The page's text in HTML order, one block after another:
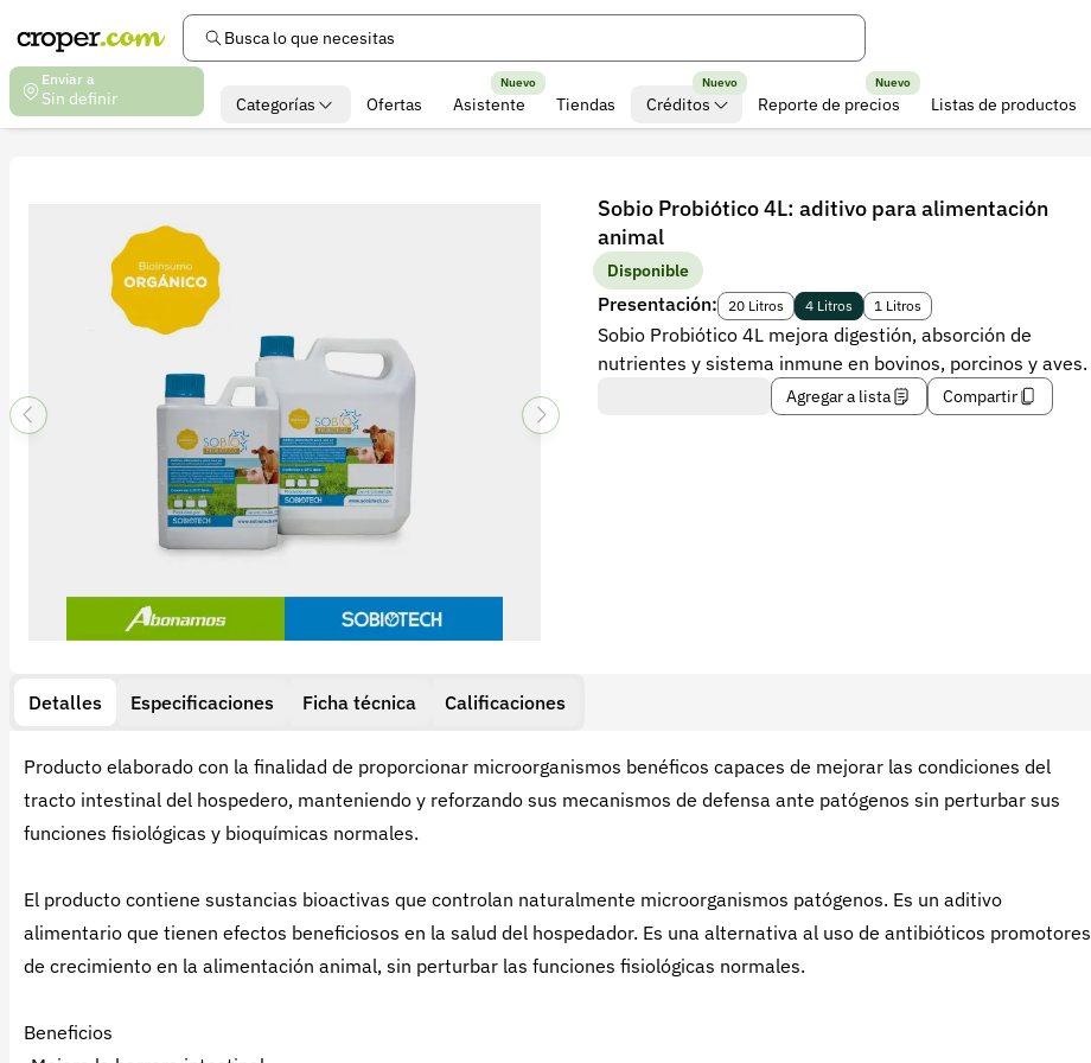
Busca lo que necesitas
Enviar a
Sin definir Categorías Ofertas Asistente
Nuevo
Tiendas Créditos
Nuevo
Reporte de precios
Nuevo
Listas de productos
Sobio Probiótico 4L: aditivo para alimentación
animal
Disponible
Presentación: 20 Litros 4 Litros 1 Litros
Sobio Probiótico 4L mejora digestión, absorción de
nutrientes y sistema inmune en bovinos, porcinos y aves.
Agregar a lista Compartir
Detalles Especificaciones Ficha técnica Calificaciones
Producto elaborado con la finalidad de proporcionar microorganismos benéficos capaces de mejorar las condiciones del
tracto intestinal del hospedero, manteniendo y reforzando sus mecanismos de defensa ante patógenos sin perturbar sus
funciones fisiológicas y bioquímicas normales.
El producto contiene sustancias bioactivas que controlan naturalmente microorganismos patógenos. Es un aditivo
alimentario que tienen efectos beneficiosos en la salud del hospedador. Es una alternativa al uso de antibióticos promotores
de crecimiento en la alimentación animal, sin perturbar las funciones fisiológicas normales.
Beneficios